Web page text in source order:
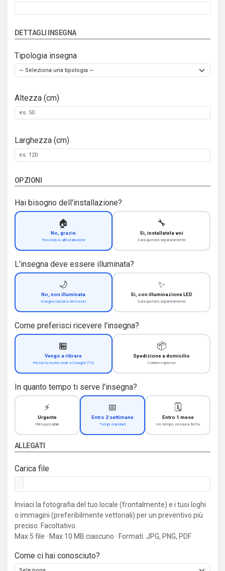
DETTAGLI INSEGNA
Tipologia insegna
Altezza (cm)
Larghezza (cm)
OPZIONI
Hai bisogno dell'installazione?
🏠
No, grazie
Provvedo io all'installazione
🔧
Sì, installatela voi
Sarà quotata separatamente
L'insegna deve essere illuminata?
🌙
No, non illuminata
Insegna classica senza luci
✨
Sì, con illuminazione LED
Sarà quotata separatamente
Come preferisci ricevere l'insegna?
🏪
Vengo a ritirare
Presso la nostra sede a Cuorgnè (TO)
📦
Spedizione a domicilio
Corriere espresso
In quanto tempo ti serve l'insegna?
⚡
Urgente
Prima possibile
📅
Entro 2 settimane
Tempi standard
🗓️
Entro 1 mese
Ho tempo, nessuna fretta
ALLEGATI
Carica file
Inviaci la fotografia del tuo locale (frontalmente) e i tuoi loghi
o immagini (preferibilmente vettoriali) per un preventivo più
preciso. Facoltativo.
Max 5 file · Max 10 MB ciascuno · Formati: JPG, PNG, PDF
Come ci hai conosciuto?